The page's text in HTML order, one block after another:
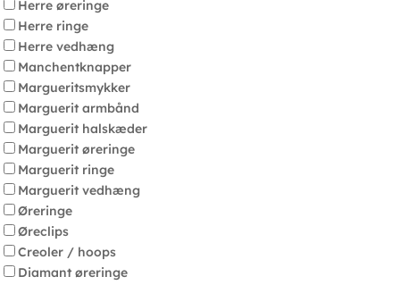
Herre øreringe
Herre ringe
Herre vedhæng
Manchentknapper
Margueritsmykker
Marguerit armbånd
Marguerit halskæder
Marguerit øreringe
Marguerit ringe
Marguerit vedhæng
Øreringe
Øreclips
Creoler / hoops
Diamant øreringe